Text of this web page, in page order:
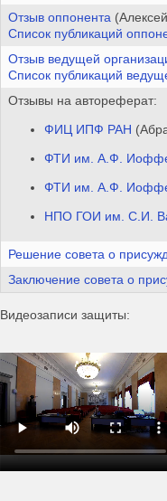
Отзыв оппонента
Список публикаций
Отзыв ведущей
Список публикаций
Отзывы на автореферат:
ФИЦ ИПФ РАН
ФТИ им. А.Ф.
ФТИ им. А.Ф.
НПО ГОИ им. С.И.
Решение совета о
Заключение совета о
Видеозаписи защиты: